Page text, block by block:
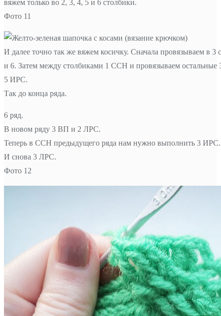
вяжем только во 2, 3, 4, 5 и 6 столбики.
Фото 11
И далее точно так же вяжем косичку. Сначала провязываем в 3
и 6. Затем между столбиками 1 ССН и провязываем остальные
5 ИРС.
Так до конца ряда.
6 ряд.
В новом ряду 3 ВП и 2 ЛРС.
Теперь в ССН предыдущего ряда нам нужно выполнить 3 ИРС.
И снова 3 ЛРС.
Фото 12